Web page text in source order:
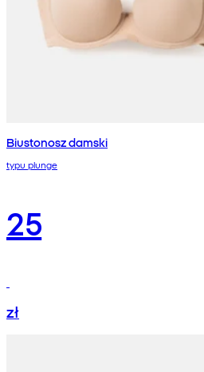
Biustonosz damski
typu plunge
25
zł